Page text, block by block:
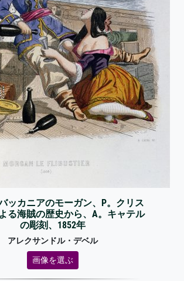
ッカニアのモーガン、P。クリス
る海賊の歴史から、A。キャテル
の彫刻、1852年
アレクサンドル・デベル
画像を選ぶ